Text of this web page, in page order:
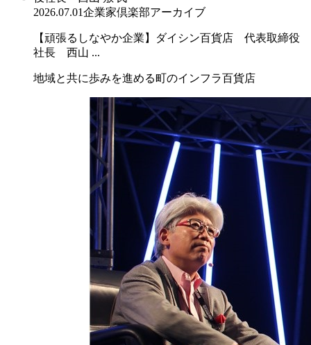
2026.07.01企業家倶楽部アーカイブ
【頑張るしなやか企業】ダイシン百貨店 代表取締役
社長 西山 ...
地域と共に歩みを進める町のインフラ百貨店